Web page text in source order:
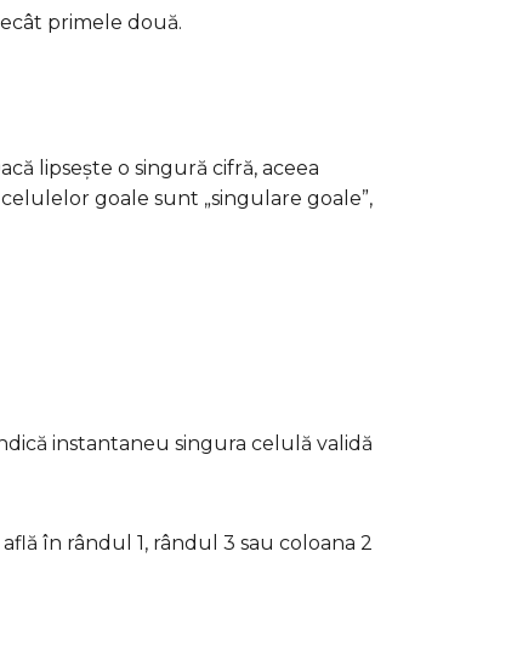
primele două.
lipsește o singură cifră, aceea
goale sunt „singulare goale”,
instantaneu singura celulă validă
în rândul 1, rândul 3 sau coloana 2